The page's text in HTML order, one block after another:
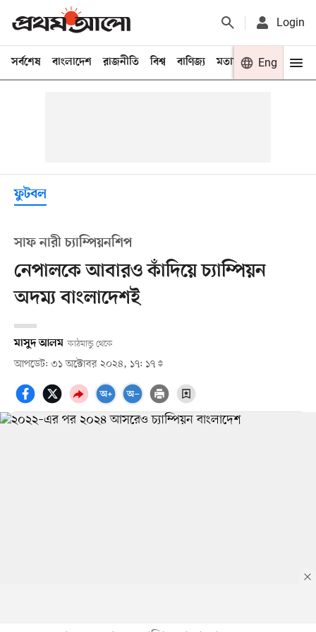
Login
সর্বশেষ বাংলাদেশ রাজনীতি বিশ্ব বাণিজ্য মতামত খেলা
Eng
ফুটবল
সাফ নারী চ্যাম্পিয়নশিপ
নেপালকে আবারও কাঁদিয়ে চ্যাম্পিয়ন
অদম্য বাংলাদেশই
মাসুদ আলম কাঠমান্ডু থেকে
আপডেট: ৩১ অক্টোবর ২০২৪, ১৭: ১৭